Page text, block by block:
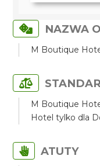
NAZWA
M Boutique
M Boutique
Hotel tylko dla
ATUTY